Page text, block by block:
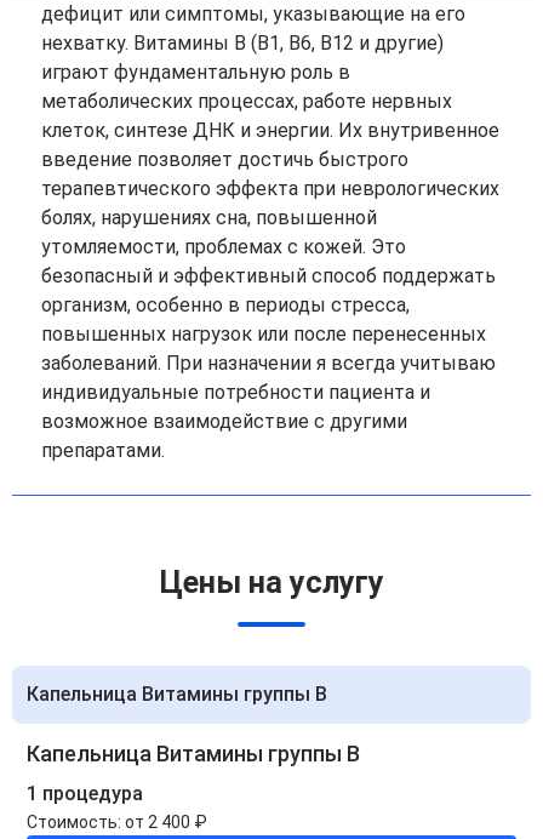
дефицит или симптомы, указывающие на его
нехватку. Витамины B (B1, B6, B12 и другие)
играют фундаментальную роль в
метаболических процессах, работе нервных
клеток, синтезе ДНК и энергии. Их внутривенное
введение позволяет достичь быстрого
терапевтического эффекта при неврологических
болях, нарушениях сна, повышенной
утомляемости, проблемах с кожей. Это
безопасный и эффективный способ поддержать
организм, особенно в периоды стресса,
повышенных нагрузок или после перенесенных
заболеваний. При назначении я всегда учитываю
индивидуальные потребности пациента и
возможное взаимодействие с другими
препаратами.
Цены на услугу
Капельница Витамины группы B
Капельница Витамины группы B
1 процедура
Стоимость: от 2 400 ₽